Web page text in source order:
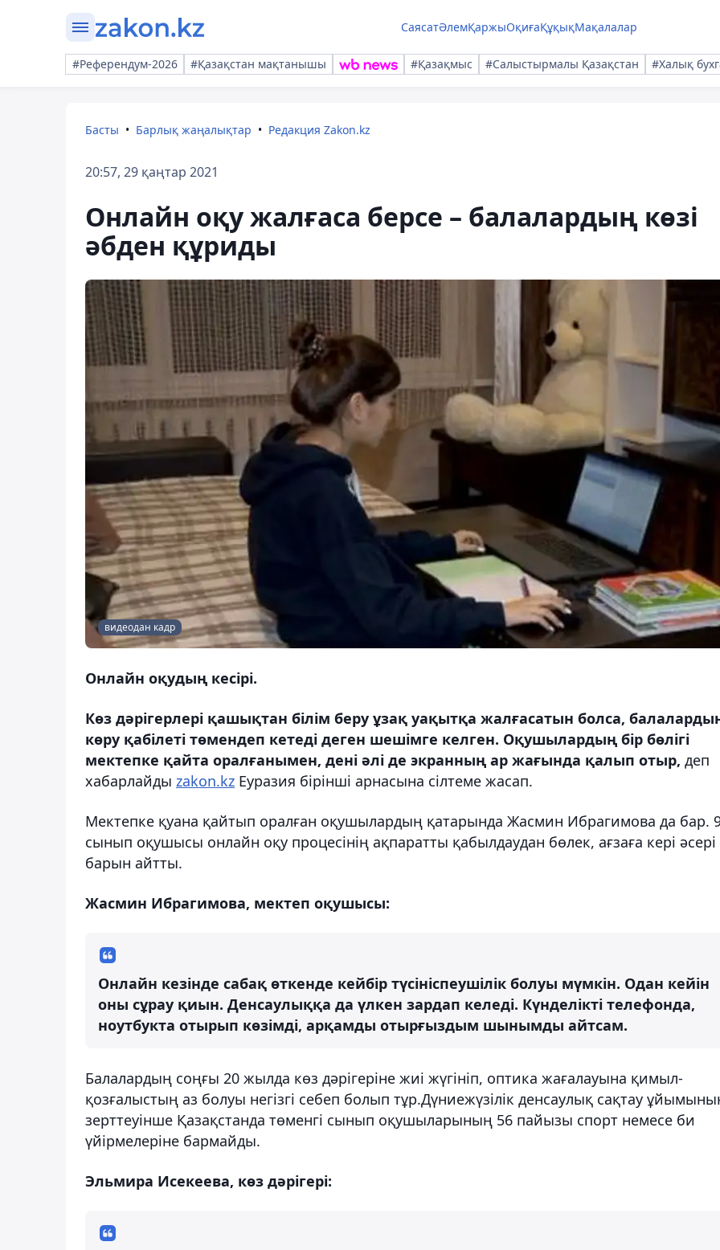
СаясатӘлемҚаржыОқиғаҚұқықМақалалар
#Референдум-2026 #Қазақстан мақтанышы #Қазақмыс #Салыстырмалы Қазақстан #Халық
Басты Барлық жаңалықтар Редакция Zakon.kz
20:57, 29 қаңтар 2021
Онлайн оқу жалғаса берсе – балалардың көзі
әбден құриды
видеодан кадр
Онлайн оқудың кесірі.
Көз дәрігерлері қашықтан білім беру ұзақ уақытқа жалғасатын болса,
көру қабілеті төмендеп кетеді деген шешімге келген. Оқушылардың бір бөлігі
мектепке қайта оралғанымен, дені әлі де экранның ар жағында қалып отыр, деп
хабарлайды zakon.kz Еуразия бірінші арнасына сілтеме жасап.
Мектепке қуана қайтып оралған оқушылардың қатарында Жасмин Ибрагимова да бар.
сынып оқушысы онлайн оқу процесінің ақпаратты қабылдаудан бөлек, ағзаға кері әсері
барын айтты.
Жасмин Ибрагимова, мектеп оқушысы:
Онлайн кезінде сабақ өткенде кейбір түсініспеушілік болуы мүмкін. Одан кейін
оны сұрау қиын. Денсаулыққа да үлкен зардап келеді. Күнделікті телефонда,
ноутбукта отырып көзімді, арқамды отырғыздым шынымды айтсам.
Балалардың соңғы 20 жылда көз дәрігеріне жиі жүгініп, оптика жағалауына қимыл-
қозғалыстың аз болуы негізгі себеп болып тұр.Дүниежүзілік денсаулық сақтау
зерттеуінше Қазақстанда төменгі сынып оқушыларының 56 пайызы спорт немесе би
үйірмелеріне бармайды.
Эльмира Исекеева, көз дәрігері: